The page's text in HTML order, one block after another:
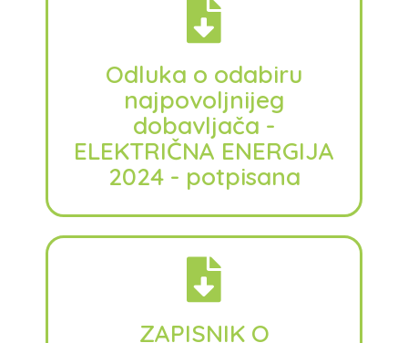
Odluka o odabiru
najpovoljnijeg
dobavljača -
ELEKTRIČNA ENERGIJA
2024 - potpisana
ZAPISNIK O